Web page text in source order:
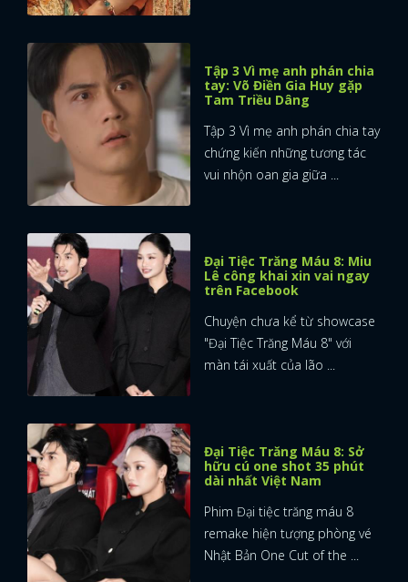
Tập 3 Vì mẹ anh phán chia
tay: Võ Điền Gia Huy gặp
Tam Triều Dâng
Tập 3 Vì mẹ anh phán chia tay
chứng kiến những tương tác
vui nhộn oan gia giữa ...
Đại Tiệc Trăng Máu 8: Miu
Lê công khai xin vai ngay
trên Facebook
Chuyện chưa kể từ showcase
"Đại Tiệc Trăng Máu 8" với
màn tái xuất của lão ...
Đại Tiệc Trăng Máu 8: Sở
hữu cú one shot 35 phút
dài nhất Việt Nam
Phim Đại tiệc trăng máu 8
remake hiện tượng phòng vé
Nhật Bản One Cut of the ...